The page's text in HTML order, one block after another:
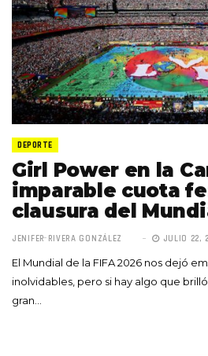
DEPORTE
Girl Power en la
imparable cuota
clausura del
JENIFER RIVERA GONZÁLEZ JULIO 22,
El Mundial de la FIFA 2026 nos dejó
inolvidables, pero si hay algo que
gran…